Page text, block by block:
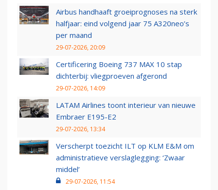
Airbus handhaaft groeiprognoses na sterk
halfjaar: eind volgend jaar 75 A320neo’s
per maand
29-07-2026, 20:09
Certificering Boeing 737 MAX 10 stap
dichterbij: vliegproeven afgerond
29-07-2026, 14:09
LATAM Airlines toont interieur van nieuwe
Embraer E195-E2
29-07-2026, 13:34
Verscherpt toezicht ILT op KLM E&M om
administratieve verslaglegging: ‘Zwaar
middel’
29-07-2026, 11:54